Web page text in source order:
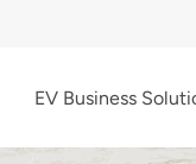
EV Business